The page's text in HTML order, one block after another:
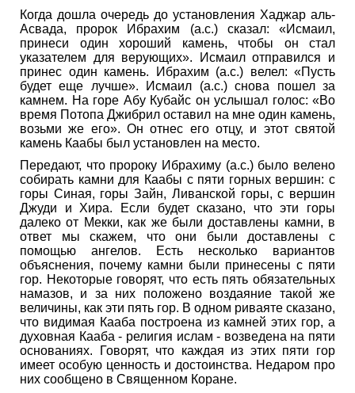
Когда дошла очередь до установления Хаджар аль-
Асвада, пророк Ибрахим (а.с.) сказал: «Исмаил,
принеси один хороший камень, чтобы он стал
указателем для верующих». Исмаил отправился и
принес один камень. Ибрахим (а.с.) велел: «Пусть
будет еще лучше». Исмаил (а.с.) снова пошел за
камнем. На горе Абу Кубайс он услышал голос: «Во
время Потопа Джибрил оставил на мне один камень,
возьми же его». Он отнес его отцу, и этот святой
камень Каабы был установлен на место.
Передают, что пророку Ибрахиму (а.с.) было велено
собирать камни для Каабы с пяти горных вершин: с
горы Синая, горы Зайн, Ливанской горы, с вершин
Джуди и Хира. Если будет сказано, что эти горы
далеко от Мекки, как же были доставлены камни, в
ответ мы скажем, что они были доставлены с
помощью ангелов. Есть несколько вариантов
объяснения, почему камни были принесены с пяти
гор. Некоторые говорят, что есть пять обязательных
намазов, и за них положено воздаяние такой же
величины, как эти пять гор. В одном риваяте сказано,
что видимая Кааба построена из камней этих гор, а
духовная Кааба - религия ислам - возведена на пяти
основаниях. Говорят, что каждая из этих пяти гор
имеет особую ценность и достоинства. Недаром про
них сообщено в Священном Коране.